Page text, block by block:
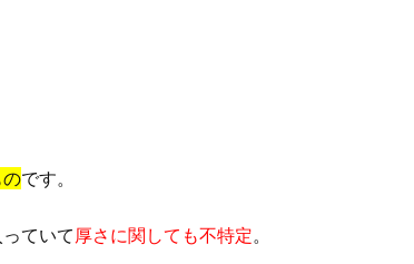
です。
ていて 厚さに関しても不特定。